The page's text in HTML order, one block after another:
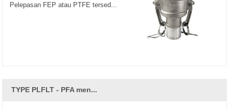
Pelepasan FEP atau PTFE tersed...
TYPE PLFLT - PFA men...